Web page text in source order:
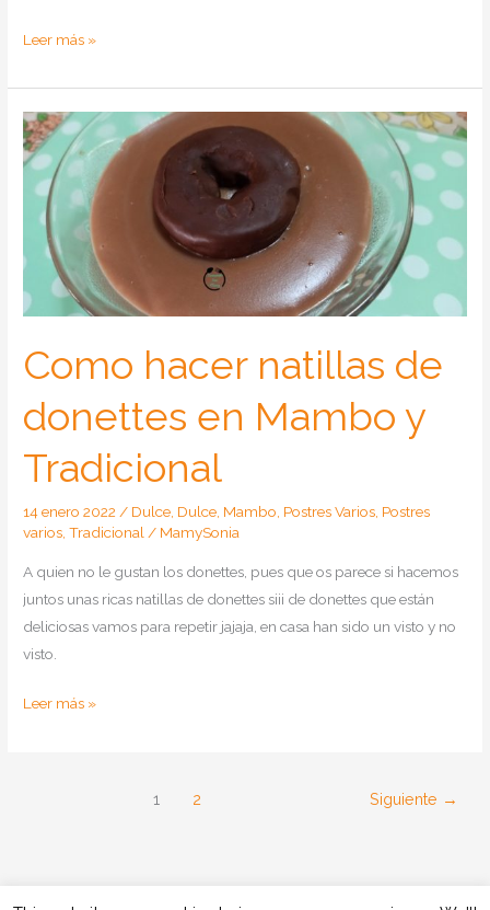
Como
poleá
o
Gachas
dulces
Mambo
o
Tradicional
Leer más »
Como hacer natillas de
donettes en Mambo y
Tradicional
14 enero 2022 / Dulce Dulce Mambo Postres Varios Postres
varios ,Tradicional / MamySonia
A quien no le gustan los donettes, pues que os parece si hacemos
juntos unas ricas natillas de donettes siii de donettes que están
deliciosas vamos para repetir jajaja, en casa han sido un visto y no
visto.
Como
Leer más »
1 2 Siguiente →